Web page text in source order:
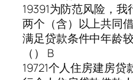
19391为防范风险，
两个（含）以上共同
满足贷款条件中年龄
（） B
19721个人住房建房